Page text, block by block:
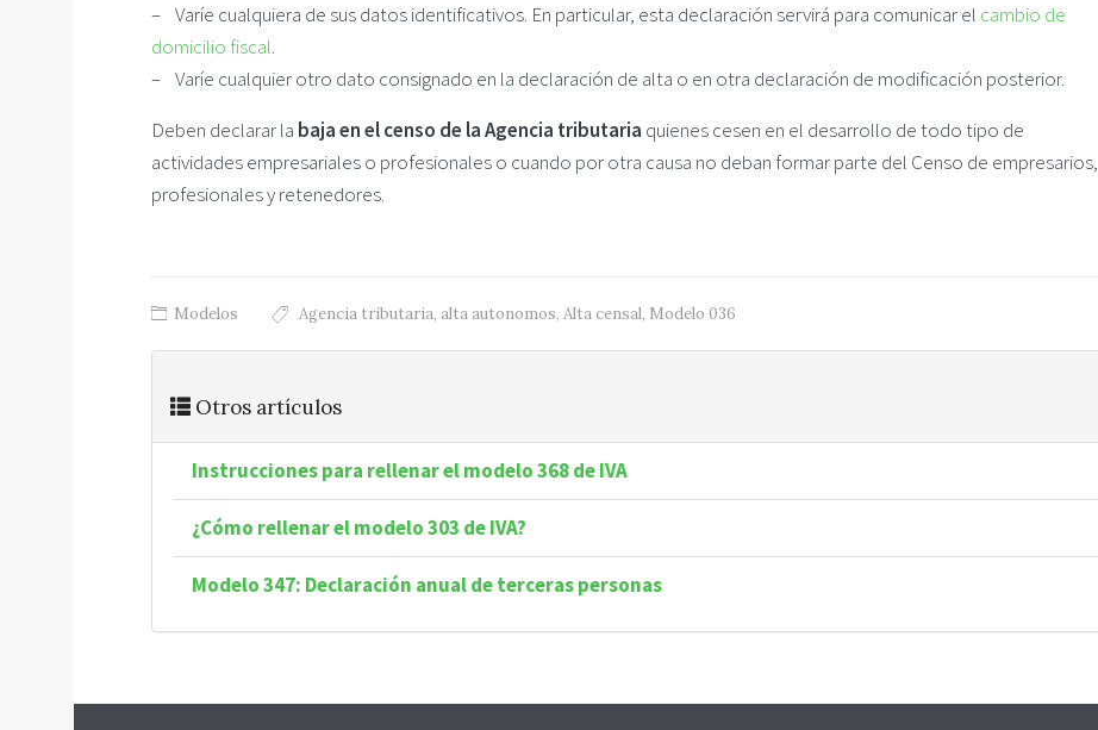
– Varíe cualquiera de sus datos identificativos. En particular, esta declaración servirá para comunicar el cambio de
domicilio fiscal.
– Varíe cualquier otro dato consignado en la declaración de alta o en otra declaración de modificación posterior.
Deben declarar la baja en el censo de la Agencia tributaria quienes cesen en el desarrollo de todo tipo de
actividades empresariales o profesionales o cuando por otra causa no deban formar parte del Censo de empresarios,
profesionales y retenedores.
Modelos Agencia tributaria, alta autonomos, Alta censal, Modelo 036
Otros artículos
Instrucciones para rellenar el modelo 368 de IVA
¿Cómo rellenar el modelo 303 de IVA?
Modelo 347: Declaración anual de terceras personas